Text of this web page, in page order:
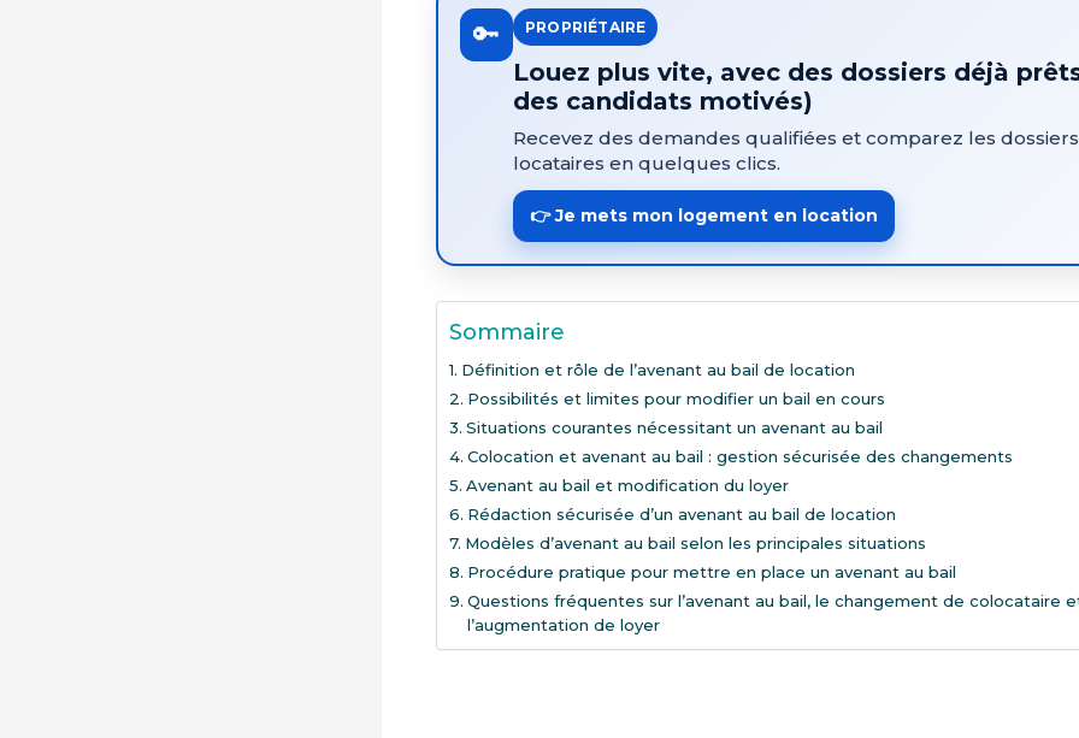
🔑 PROPRIÉTAIRE
Louez plus vite, avec des dossiers déjà
des candidats motivés)
Recevez des demandes qualifiées et comparez les dossiers
locataires en quelques clics.
👉 Je mets mon logement en location
Sommaire
Définition et rôle de l’avenant au bail de location
Possibilités et limites pour modifier un bail en cours
Situations courantes nécessitant un avenant au bail
Colocation et avenant au bail : gestion sécurisée des changements
Avenant au bail et modification du loyer
Rédaction sécurisée d’un avenant au bail de location
Modèles d’avenant au bail selon les principales situations
Procédure pratique pour mettre en place un avenant au bail
Questions fréquentes sur l’avenant au bail, le changement de colocataire
l’augmentation de loyer